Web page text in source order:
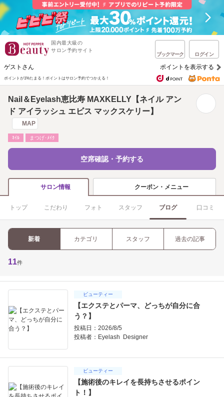
国内最大級の
サロン予約サイト
ブックマーク ログイン
ゲストさん ポイントを表示する
ポイントが1%たまる！ ポイントはサロン予約でつかえる！
Nail＆Eyelash恵比寿 MAXKELLY【ネイル アン
ド アイラッシュ エビス マックスケリー】
MAP
ﾈｲﾙ まつげ･ﾒｲｸ
空席確認・予約する
サロン情報 クーポン・メニュー
トップ こだわり フォト スタッフ ブログ 口コミ
新着 カテゴリ スタッフ 過去の記事
11件
ビューティー
【エクステとパーマ、どっちが自分に合
う？】
投稿日：2026/8/5
投稿者： Eyelash Designer
ビューティー
【施術後のキレイを長持ちさせるポイン
ト！】